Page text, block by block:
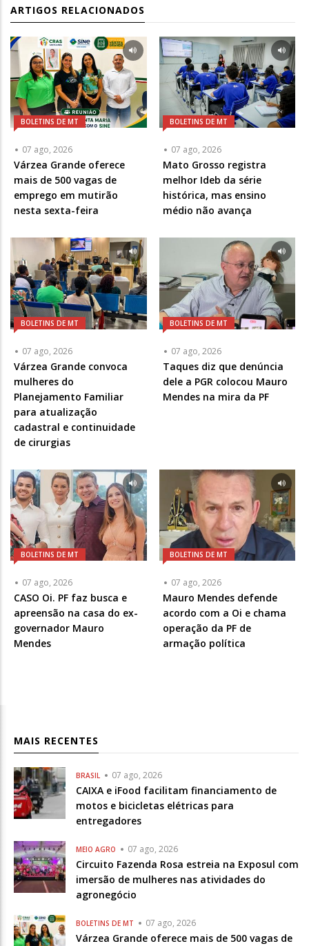
ARTIGOS RELACIONADOS
BOLETINS DE MT
07 ago, 2026
Várzea Grande oferece
mais de 500 vagas de
emprego em mutirão
nesta sexta-feira
BOLETINS DE MT
07 ago, 2026
Mato Grosso registra
melhor Ideb da série
histórica, mas ensino
médio não avança
BOLETINS DE MT
07 ago, 2026
Várzea Grande convoca
mulheres do
Planejamento Familiar
para atualização
cadastral e continuidade
de cirurgias
BOLETINS DE MT
07 ago, 2026
Taques diz que denúncia
dele a PGR colocou Mauro
Mendes na mira da PF
BOLETINS DE MT
07 ago, 2026
CASO Oi. PF faz busca e
apreensão na casa do ex-
governador Mauro
Mendes
BOLETINS DE MT
07 ago, 2026
Mauro Mendes defende
acordo com a Oi e chama
operação da PF de
armação política
MAIS RECENTES
BRASIL 07 ago, 2026
CAIXA e iFood facilitam financiamento de
motos e bicicletas elétricas para
entregadores
MEIO AGRO 07 ago, 2026
Circuito Fazenda Rosa estreia na Exposul com
imersão de mulheres nas atividades do
agronegócio
BOLETINS DE MT 07 ago, 2026
Várzea Grande oferece mais de 500 vagas de